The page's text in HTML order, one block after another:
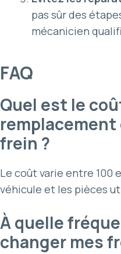
pas sûr des
mécanicien
FAQ
Quel est le
frein ?
Le coût varie entre 100
véhicule et les pièces
À quelle
changer mes